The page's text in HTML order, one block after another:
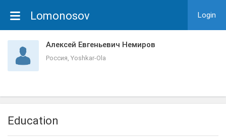
Lomonosov Login
Алексей Евгеньевич Немиров
Россия, Yoshkar-Ola
Education